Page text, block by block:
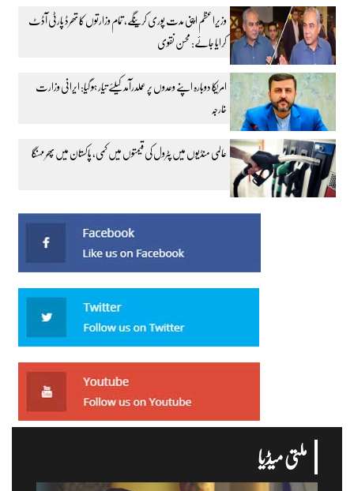
وزیراعظم اپنی مدت پوری کرینگے، تمام وزارتوں کا تھرڈ پارٹی آڈٹ
کرایا جائے: محسن نقوی
امریکا دوبارہ اپنے وعدوں پر عملدرآمد کیلئے تیار ہو گیا: ایرانی وزارت
خارجہ
عالمی منڈیوں میں پٹرول کی قیمتوں میں کمی، پاکستان میں پھر مہنگا
ملتی میڈیا